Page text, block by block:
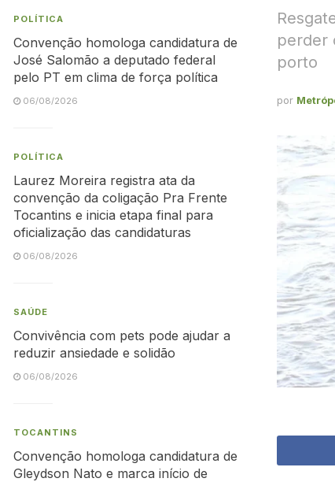
perder
porto
por
POLÍTICA
Convenção homologa candidatura de
José Salomão a deputado federal
pelo PT em clima de força política
06/08/2026
POLÍTICA
Laurez Moreira registra ata da
convenção da coligação Pra Frente
Tocantins e inicia etapa final para
oficialização das candidaturas
06/08/2026
SAÚDE
Convivência com pets pode ajudar a
reduzir ansiedade e solidão
06/08/2026
TOCANTINS
Convenção homologa candidatura de
Gleydson Nato e marca início de